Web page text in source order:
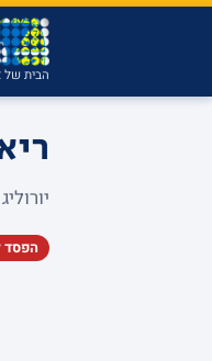
הבית של
יורוליג 2020-21 · מחזור 9 · יום רביעי, 18 בנובמבר 2020 · WIZINK CENTER 0
הפסד